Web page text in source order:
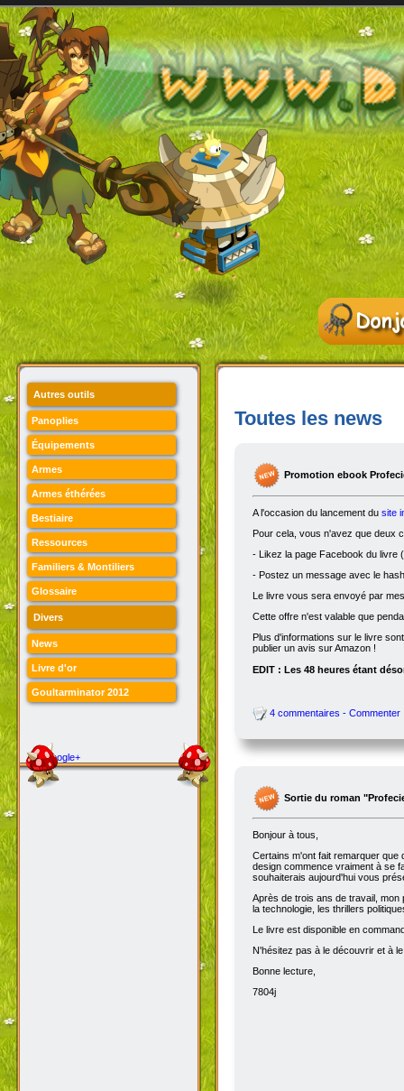
Autres outils
Panoplies
Équipements
Armes
Armes éthérées
Bestiaire
Ressources
Familiers & Montiliers
Glossaire
Divers
News
Livre d'or
Goultarminator 2012
Google+
Toutes les news
Promotion ebook
A l'occasion du lancement du site
Pour cela, vous n'avez que deux
- Likez la page Facebook du livre (
- Postez un message avec le
Le livre vous sera envoyé par
Cette offre n'est valable que
Plus d'informations sur le livre
publier un avis sur Amazon !
EDIT : Les 48 heures étant
4 commentaires - Commenter
Sortie du roman
Bonjour à tous,
Certains m'ont fait remarquer que
design commence vraiment à se
souhaiterais aujourd'hui vous
Après de trois ans de travail,
la technologie, les thrillers
Le livre est disponible en
N'hésitez pas à le découvrir et à
Bonne lecture,
7804j